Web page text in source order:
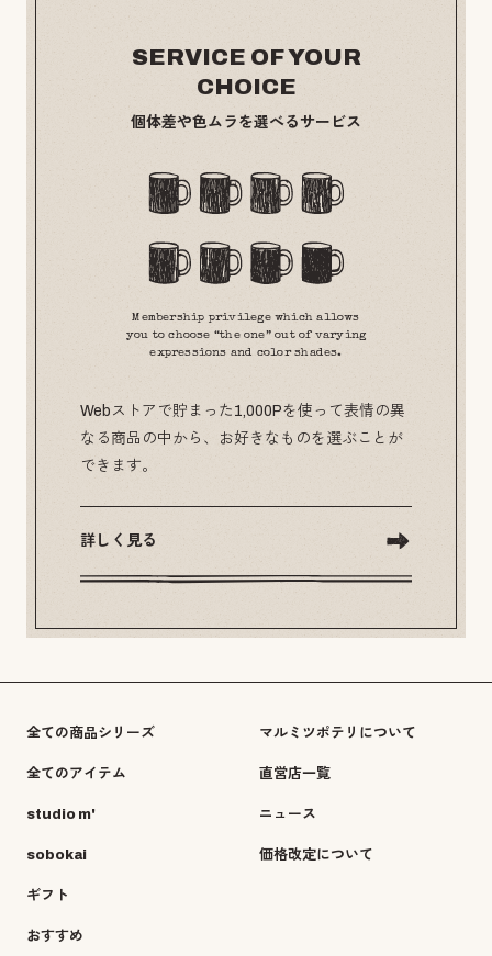
SERVICE OF YOUR
CHOICE
個体差や色ムラを選べるサービス
Membership privilege which allows
you to choose “the one” out of varying
expressions and color shades.
Webストアで貯まった1,000Pを使って表情の異
なる商品の中から、お好きなものを選ぶことが
できます。
詳しく見る
全ての商品シリーズ
全てのアイテム
studio m'
sobokai
ギフト
おすすめ
マルミツポテリについて
直営店一覧
ニュース
価格改定について